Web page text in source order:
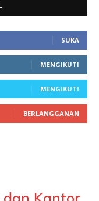
SUKA
MENGIKUTI
MENGIKUTI
BERLANGGANAN